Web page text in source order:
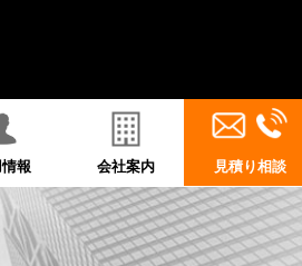
報 会社案内 見積り相談